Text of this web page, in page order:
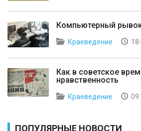
Компьютерный
Краеведение
Как в советское
нравственность
Краеведение
ПОПУЛЯРНЫЕ НОВОСТИ